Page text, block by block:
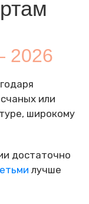
2026
или
широкому
достаточно
лучше